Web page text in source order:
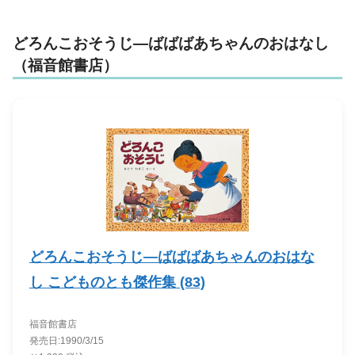
どろんこおそうじ―ばばばあちゃんのおはなし
（福音館書店）
どろんこおそうじ―ばばばあちゃんのおはな
し こどものとも傑作集 (83)
福音館書店
発売日:1990/3/15